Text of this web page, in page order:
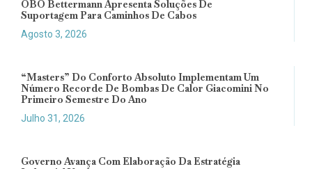
OBO Bettermann Apresenta Soluções De
Suportagem Para Caminhos De Cabos
Agosto 3, 2026
“Masters” Do Conforto Absoluto Implementam Um
Número Recorde De Bombas De Calor Giacomini No
Primeiro Semestre Do Ano
Julho 31, 2026
Governo Avança Com Elaboração Da Estratégia